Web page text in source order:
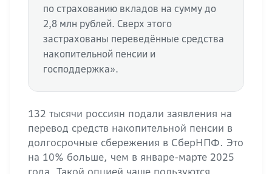
по страхованию вкладов на сумму до
2,8 млн рублей. Сверх этого
застрахованы переведённые средства
накопительной пенсии и
господдержка».
132 тысячи россиян подали заявления на
перевод средств накопительной пенсии в
долгосрочные сбережения в СберНПФ. Это
на 10% больше, чем в январе-марте 2025
года. Такой опцией чаще пользуются